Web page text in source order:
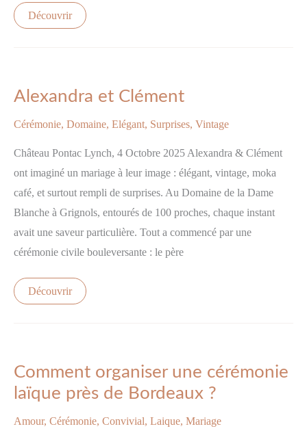
Découvrir
Alexandra et Clément
Cérémonie, Domaine, Elégant, Surprises, Vintage
Château Pontac Lynch, 4 Octobre 2025 Alexandra & Clément
ont imaginé un mariage à leur image : élégant, vintage, moka
café, et surtout rempli de surprises. Au Domaine de la Dame
Blanche à Grignols, entourés de 100 proches, chaque instant
avait une saveur particulière. Tout a commencé par une
cérémonie civile bouleversante : le père
Clément
Découvrir
Comment organiser une cérémonie
laïque près de Bordeaux ?
Amour, Cérémonie, Convivial, Laique, Mariage
une
laïque
près
Bordeaux